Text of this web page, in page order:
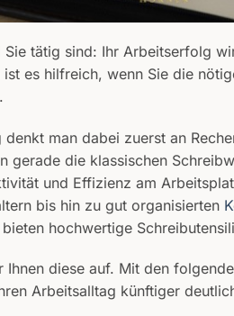
tätig sind: Ihr Arbeitserfolg
ist es hilfreich, wenn Sie die
man dabei zuerst an
gerade die klassischen
und Effizienz am
bis hin zu gut organisierten
hochwertige
Ihnen diese auf. Mit den
Arbeitsalltag künftiger